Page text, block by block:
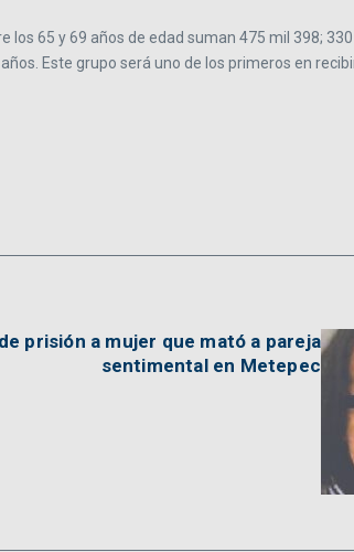
65 y 69 años de edad suman 475 mil 398;
Este grupo será uno de los primeros en
prisión a mujer que mató a pareja
sentimental en Metepec